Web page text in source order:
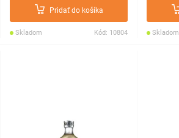
Pridať do košíka
Skladom Kód: 10804 Skladom